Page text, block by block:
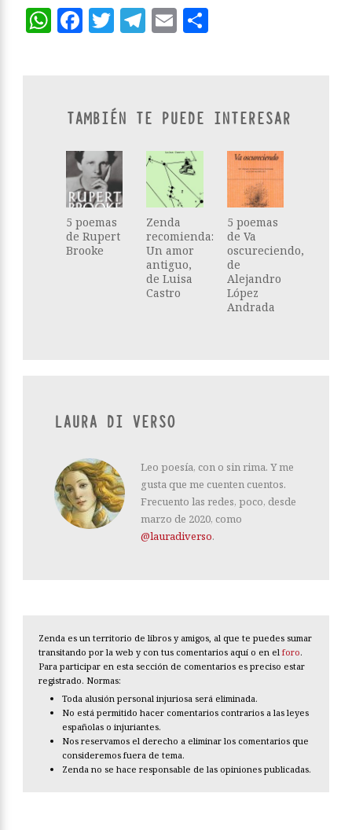
WhatsApp
Facebook
Twitter
Telegram
Email
TAMBIÉN TE PUEDE INTERESAR
5 poemas
de Rupert
Brooke
Zenda
recomienda:
Un amor
antiguo,
de Luisa
Castro
5 poemas
de Va
oscureciendo,
de
Alejandro
López
Andrada
LAURA DI VERSO
Leo poesía, con o sin rima. Y me
gusta que me cuenten cuentos.
Frecuento las redes, poco, desde
marzo de 2020, como
@lauradiverso.
Zenda es un territorio de libros y amigos, al que te puedes sumar
transitando por la web y con tus comentarios aquí o en el foro.
Para participar en esta sección de comentarios es preciso estar
registrado. Normas:
Toda alusión personal injuriosa será eliminada.
No está permitido hacer comentarios contrarios a las leyes
españolas o injuriantes.
Nos reservamos el derecho a eliminar los comentarios que
consideremos fuera de tema.
Zenda no se hace responsable de las opiniones publicadas.